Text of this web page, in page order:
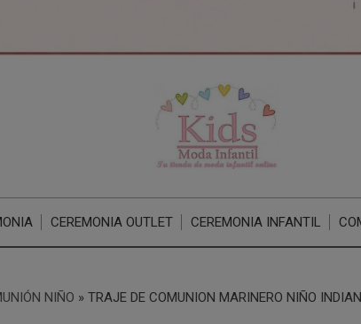
CEREMONIA OUTLET CEREMONIA INFANTIL
NIÑO » TRAJE DE COMUNION MARINERO NIÑO